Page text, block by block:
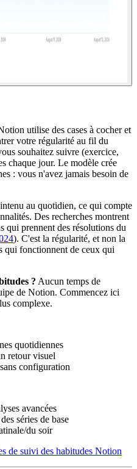
utilise des cases à cocher et
votre régularité au fil du
souhaitez suivre (exercice,
chaque jour. Le modèle crée
: vous n'avez jamais besoin de
au quotidien, ce qui compte
Des recherches montrent
qui prennent des résolutions du
). C'est la régularité, et non la
qui fonctionnent de ceux qui
? Aucun temps de
de Notion. Commencez ici
complexe.
quotidiennes
retour visuel
configuration
avancées
séries de base
du soir
de suivi des habitudes Notion